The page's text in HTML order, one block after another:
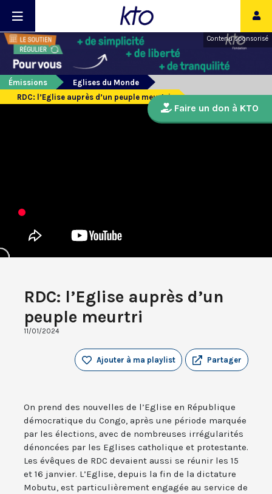
Contenu sponsorisé
Émissions
Eglises du Monde
RDC: l’Eglise auprès d’un peuple meurtri
RDC: l’Eglise auprès d’un
peuple meurtri
11/01/2024
Partager
Ajouter à ma playlist
On prend des nouvelles de l’Eglise en République
démocratique du Congo, après une période marquée
par les élections, avec de nombreuses irrégularités
dénoncées par les Eglises catholique et protestante.
Les évêques de RDC devaient aussi se réunir les 15
et 16 janvier. L’Eglise, depuis la fin de la dictature
Mobutu, est particulièrement engagée au service de
Faire un don à KTO